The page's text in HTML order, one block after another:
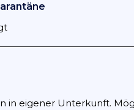
in eigener Unterkunft.